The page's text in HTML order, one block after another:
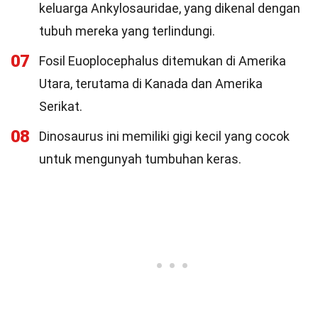
keluarga Ankylosauridae, yang dikenal dengan
tubuh mereka yang terlindungi.
07
Fosil Euoplocephalus ditemukan di Amerika
Utara, terutama di Kanada dan Amerika
Serikat.
08
Dinosaurus ini memiliki gigi kecil yang cocok
untuk mengunyah tumbuhan keras.